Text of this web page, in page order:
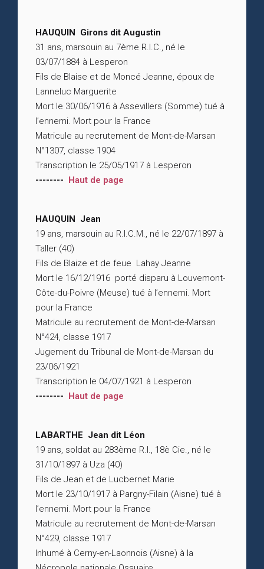
HAUQUIN Girons dit Augustin
31 ans, marsouin au 7ème R.I.C., né le
03/07/1884 à Lesperon
Fils de Blaise et de Moncé Jeanne, époux de
Lanneluc Marguerite
Mort le 30/06/1916 à Assevillers (Somme) tué à
l’ennemi. Mort pour la France
Matricule au recrutement de Mont-de-Marsan
N°1307, classe 1904
Transcription le 25/05/1917 à Lesperon
-------- Haut de page
HAUQUIN Jean
19 ans, marsouin au R.I.C.M., né le 22/07/1897 à
Taller (40)
Fils de Blaize et de feue Lahay Jeanne
Mort le 16/12/1916 porté disparu à Louvemont-
Côte-du-Poivre (Meuse) tué à l’ennemi. Mort
pour la France
Matricule au recrutement de Mont-de-Marsan
N°424, classe 1917
Jugement du Tribunal de Mont-de-Marsan du
23/06/1921
Transcription le 04/07/1921 à Lesperon
-------- Haut de page
LABARTHE Jean dit Léon
19 ans, soldat au 283ème R.I., 18è Cie., né le
31/10/1897 à Uza (40)
Fils de Jean et de Lucbernet Marie
Mort le 23/10/1917 à Pargny-Filain (Aisne) tué à
l’ennemi. Mort pour la France
Matricule au recrutement de Mont-de-Marsan
N°429, classe 1917
Inhumé à Cerny-en-Laonnois (Aisne) à la